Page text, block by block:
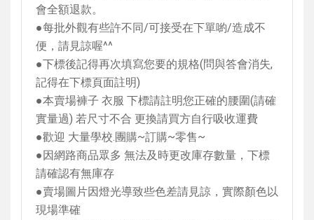
會全額退款。
●每批外觀有些許不同/可接受在下單喲/造成不
便，請見諒喔^^
●下標後記得再次填寫您要的規格(問與答會消失,
記得在下標頁面註明)
●本賣場褲子 衣服 下標請註明您正確的腰圍(請確
實量過) 若尺寸不合 更換請買方自行吸收運費
●歡迎 大量學校 團購~訂購~零售~
●因網路商品眾多 無法及時更改庫存數量，下標
請確認有無庫存
●賣場圖片因燈光導致些色差請見諒，實際顏色以
現場準確